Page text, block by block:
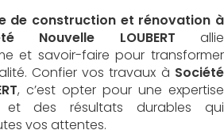
de construction et rénovation à
Nouvelle LOUBERT allie
et savoir-faire pour transformer
Confier vos travaux à Société
, c’est opter pour une expertise
des résultats durables qui
vos attentes.